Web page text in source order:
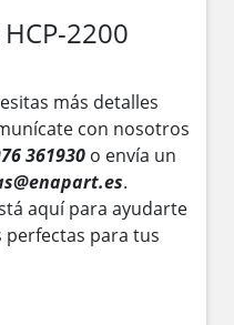
2200
más detalles
con nosotros
361930 o envía un
.
aquí para ayudarte
para tus